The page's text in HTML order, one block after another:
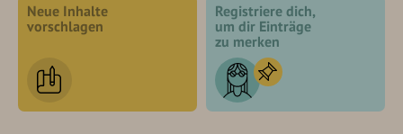
Neue Inhalte
vorschlagen
Registriere dich,
um dir Einträge
zu merken